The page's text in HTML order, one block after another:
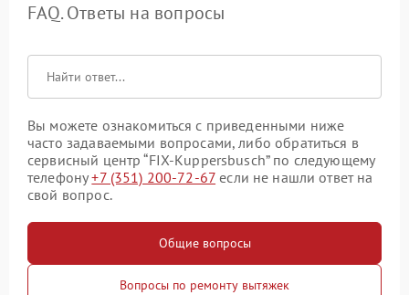
FAQ. Ответы на вопросы
Вы можете ознакомиться с приведенными ниже
часто задаваемыми вопросами, либо обратиться в
сервисный центр “FIX-Kuppersbusch” по следующему
телефону+7 (351) 200-72-67 если не нашли ответ на
свой вопрос.
Общие вопросы
Вопросы по ремонту вытяжек